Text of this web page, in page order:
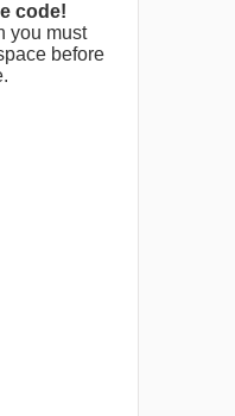
code!
you must
before